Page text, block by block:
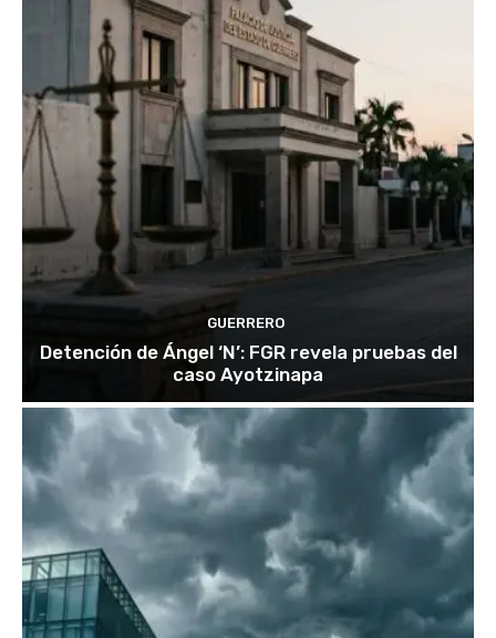
GUERRERO
Detención de Ángel ‘N’: FGR revela pruebas del
caso Ayotzinapa